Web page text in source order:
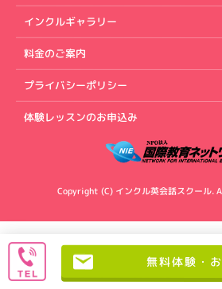
インクルギャラリー
料金のご案内
プライバシーポリシー
体験レッスンのお申込み
Copyright (C) インクル英会話スクール
無料体験・